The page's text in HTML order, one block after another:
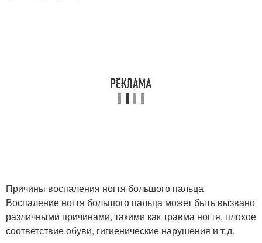
Причины воспаления ногтя большого пальца
Воспаление ногтя большого пальца может быть вызвано
различными причинами, такими как травма ногтя, плохое
соответствие обуви, гигиенические нарушения и т.д.